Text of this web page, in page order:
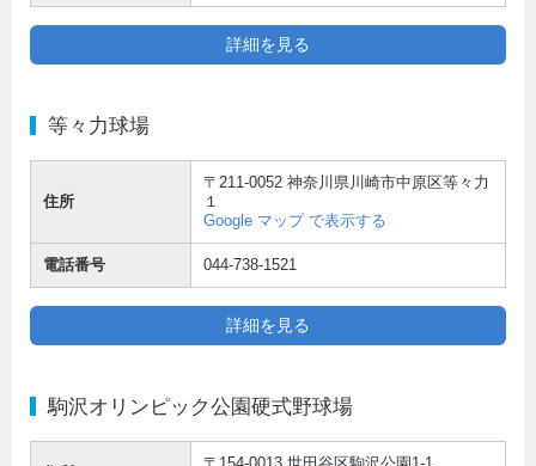
詳細を見る
等々力球場
住所
〒211-0052 神奈川県川崎市中原区等々力
１
Google マップ で表示する
電話番号 044-738-1521
詳細を見る
駒沢オリンピック公園硬式野球場